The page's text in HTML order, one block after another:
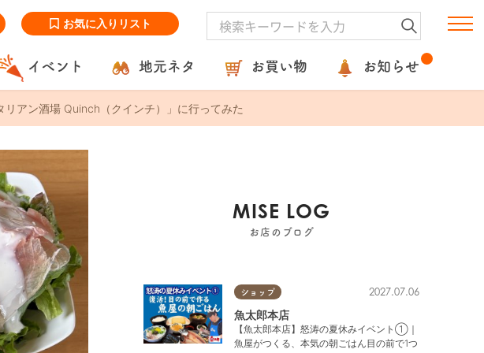
お気に入りリスト
イベント 地元ネタ お買い物 お知らせ
アン酒場 Quinch（クインチ）」に行ってみた
MISE LOG
お店のブログ
ショップ 2027.07.06
魚太郎本店
【魚太郎本店】怒涛の夏休みイベント①｜
魚屋がつくる、本気の朝ごはん目の前で1つ